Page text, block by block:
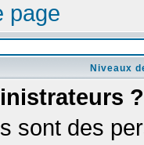
page
Niveaux
?
sont des